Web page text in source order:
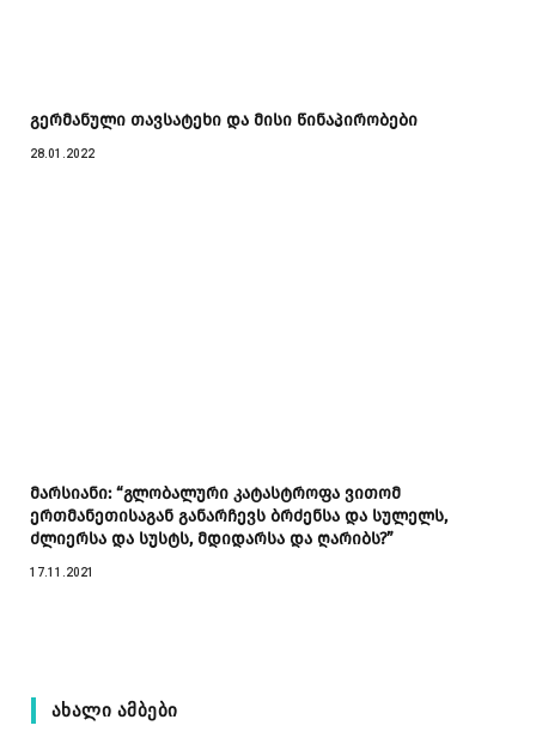
გერმანული თავსატეხი და მისი წინაპირობები
28.01.2022
მარსიანი: “გლობალური კატასტროფა ვითომ
ერთმანეთისაგან განარჩევს ბრძენსა და სულელს,
ძლიერსა და სუსტს, მდიდარსა და ღარიბს?”
17.11.2021
ᲐᲮᲐᲚᲘ ᲐᲛᲑᲔᲑᲘ